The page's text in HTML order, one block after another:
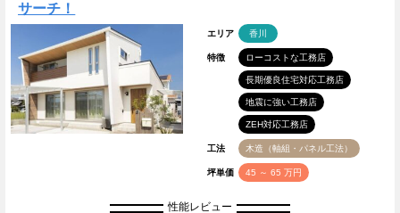
サーチ！
エリア 香川
特徴 ローコストな工務店
長期優良住宅対応工務店
地震に強い工務店
ZEH対応工務店
工法 木造（軸組・パネル工法）
坪単価 45 ～ 65 万円
性能レビュー